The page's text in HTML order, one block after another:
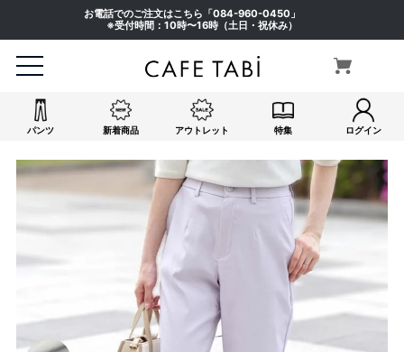
お電話でのご注文はこちら「084-960-0450 」
※受付時間：10時〜16時（土日・祝休み）
パンツ 新着商品 アウトレット 特集 ログイン